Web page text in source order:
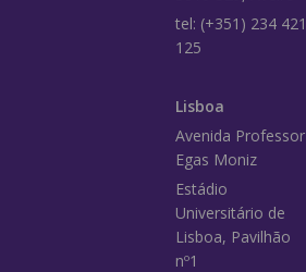
tel: (+351) 234 421
125
Lisboa
Avenida Professor
Egas Moniz
Estádio
Universitário de
Lisboa, Pavilhão
nº1